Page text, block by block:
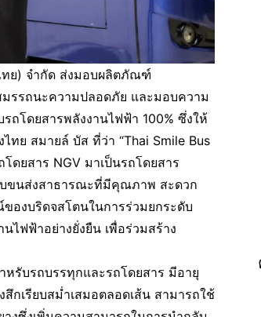
ทย) จำกัด ส่งมอบผลิตภัณฑ์
มรรถนะความปลอดภัย และมอบความ
ถโดยสารพลังงานไฟฟ้า 100% ซึ่งให้
ย สมายล์ บัส ที่ว่า “Thai Smile Bus
ดยสาร NGV มาเป็นรถโดยสาร
บขนส่งสาธารณะที่มีคุณภาพ สะดวก
องบริดจสโตนในการร่วมยกระดับ
ไฟฟ้าอย่างยั่งยืน เพื่อร่วมสร้าง
หรับรถบรรทุกและรถโดยสาร มีอายุ
กเรียบสม่ำเสมอตลอดเส้น สามารถใช้